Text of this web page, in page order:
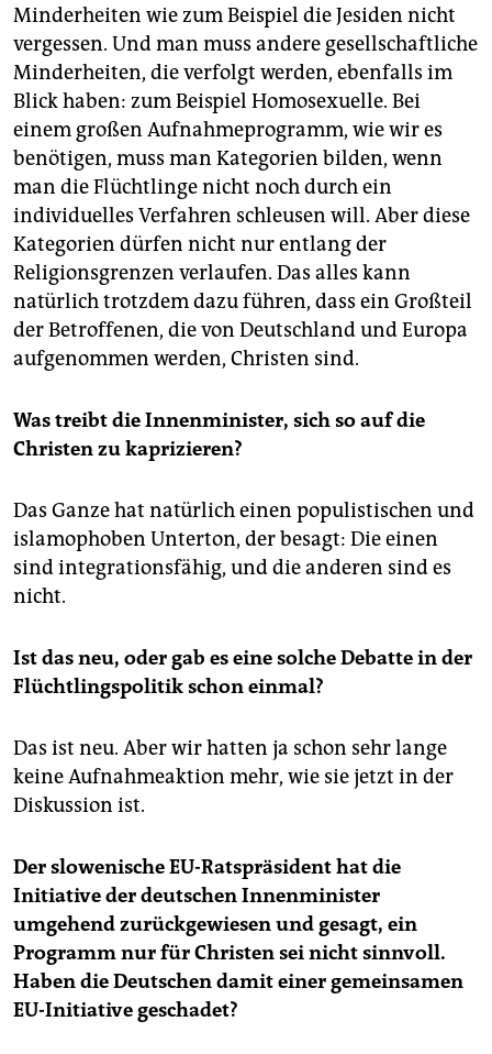
Minderheiten wie zum Beispiel die Jesiden nicht
vergessen. Und man muss andere gesellschaftliche
Minderheiten, die verfolgt werden, ebenfalls im
Blick haben: zum Beispiel Homosexuelle. Bei
einem großen Aufnahmeprogramm, wie wir es
benötigen, muss man Kategorien bilden, wenn
man die Flüchtlinge nicht noch durch ein
individuelles Verfahren schleusen will. Aber diese
Kategorien dürfen nicht nur entlang der
Religionsgrenzen verlaufen. Das alles kann
natürlich trotzdem dazu führen, dass ein Großteil
der Betroffenen, die von Deutschland und Europa
aufgenommen werden, Christen sind.
Was treibt die Innenminister, sich so auf die
Christen zu kaprizieren?
Das Ganze hat natürlich einen populistischen und
islamophoben Unterton, der besagt: Die einen
sind integrationsfähig, und die anderen sind es
nicht.
Ist das neu, oder gab es eine solche Debatte in der
Flüchtlingspolitik schon einmal?
Das ist neu. Aber wir hatten ja schon sehr lange
keine Aufnahmeaktion mehr, wie sie jetzt in der
Diskussion ist.
Der slowenische EU-Ratspräsident hat die
Initiative der deutschen Innenminister
umgehend zurückgewiesen und gesagt, ein
Programm nur für Christen sei nicht sinnvoll.
Haben die Deutschen damit einer gemeinsamen
EU-Initiative geschadet?